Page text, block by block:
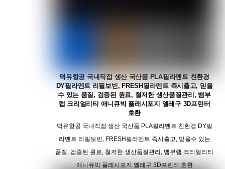
덕유항공 국내직접 생산 국산품 PLA필라멘트 친환경
DY필라멘트 리필보빈, FRESH필라멘트 즉시출고, 믿을
수 있는 품질, 검증된 원료, 철저한 생산품질관리, 뱀부
랩 크리얼리티 애니큐빅 플래시포지 엘레구 3D프린터
호환
덕유항공 국내직접 생산 국산품 PLA필라멘트 친환경 DY필
라멘트 리필보빈, FRESH필라멘트 즉시출고, 믿을수 있는
품질, 검증된 원료, 철저한 생산품질관리, 뱀부랩 크리얼리티
애니큐빅 플래시포지 엘레구 3D프린터 호환